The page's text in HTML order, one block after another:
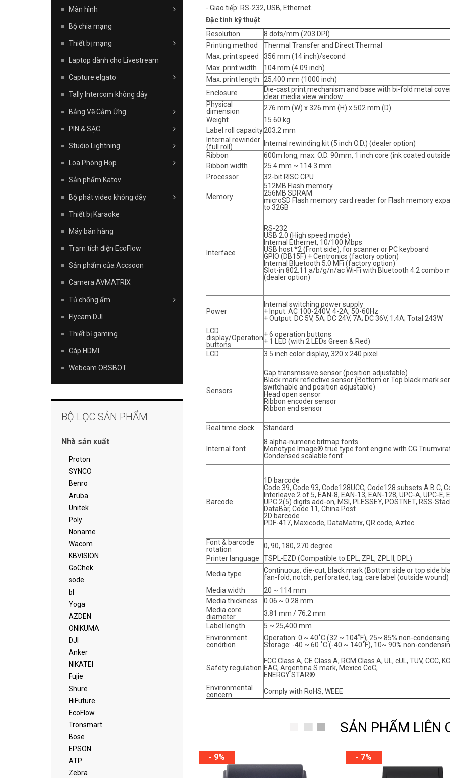
- Giao tiếp: RS-232, USB, Ethernet.
Đặc tính kỹ thuật
Resolution
8 dots/mm (203 DPI)
Printing method
Thermal Transfer and Direct Thermal
Max. print speed
356 mm (14 inch)/second
Max. print width
104 mm (4.09 inch)
Max. print length
25,400 mm (1000 inch)
Enclosure
Die-cast print mechanism and base with bi-fold metal
clear media view window
Physical
dimension
276 mm (W) x 326 mm (H) x 502 mm (D)
Weight
15.60 kg
Label roll capacity 203.2 mm
Internal rewinder
(full roll)
Internal rewinding kit (5 inch O.D.) (dealer option)
Ribbon
600m long, max. O.D. 90mm, 1 inch core (ink coated
Ribbon width
25.4 mm ~ 114.3 mm
Processor
32-bit RISC CPU
Memory
512MB Flash memory
256MB SDRAM
microSD Flash memory card reader for Flash memory
to 32GB
Interface
RS-232
USB 2.0 (High speed mode)
Internal Ethernet, 10/100 Mbps
USB host *2 (Front side), for scanner or PC keyboard
GPIO (DB15F) + Centronics (factory option)
Internal Bluetooth 5.0 MFi (factory option)
Slot-in 802.11 a/b/g/n/ac Wi-Fi with Bluetooth 4.2 combo
(dealer option)
Power
Internal switching power supply
+ Input: AC 100-240V, 4-2A, 50-60Hz
+ Output: DC 5V, 5A; DC 24V, 7A; DC 36V, 1.4A; Total 243W
LCD
display/Operation
buttons
+ 6 operation buttons
+ 1 LED (with 2 LEDs Green & Red)
LCD
3.5 inch color display, 320 x 240 pixel
Sensors
Gap transmissive sensor (position adjustable)
Black mark reflective sensor (Bottom or Top black mark
switchable and position adjustable)
Head open sensor
Ribbon encoder sensor
Ribbon end sensor
Real time clock Standard
Internal font
8 alpha-numeric bitmap fonts
Monotype Image® true type font engine with CG
Condensed scalable font
Barcode
1D barcode
Code 39, Code 93, Code128UCC, Code128 subsets A.B.C,
Interleave 2 of 5, EAN-8, EAN-13, EAN-128, UPC-A, UPC-E,
UPC 2(5) digits add-on, MSI, PLESSEY, POSTNET, RSS-
DataBar, Code 11, China Post
2D barcode
PDF-417, Maxicode, DataMatrix, QR code, Aztec
Font & barcode
rotation
0, 90, 180, 270 degree
Printer language
TSPL-EZD (Compatible to EPL, ZPL, ZPL II, DPL)
Media type
Continuous, die-cut, black mark (Bottom side or top side
fan-fold, notch, perforated, tag, care label (outside wound)
Media width
20 ~ 114 mm
Media thickness
0.06 ~ 0.28 mm
Media core
diameter
3.81 mm / 76.2 mm
Label length
5 ~ 25,400 mm
Environment
condition
Operation: 0 ~ 40˚C (32 ~ 104˚F), 25~ 85% non-condensing
Storage: -40 ~ 60 ˚C (-40 ~ 140˚F), 10~ 90% non-
Safety regulation
FCC Class A, CE Class A, RCM Class A, UL, cUL, TÜV, CCC,
EAC, Argentina S mark, Mexico CoC,
ENERGY STAR®
Environmental
concern
Comply with RoHS, WEEE
SẢN PHẨM LIÊN
- 9% - 7%
Màn hình
Bộ chia mạng
Thiết bị mạng
Laptop dành cho Livestream
Capture elgato
Tally Intercom không dây
Bảng Vẽ Cảm Ứng
PIN & SẠC
Studio Lightning
Loa Phòng Họp
Sản phẩm Katov
Bộ phát video không dây
Thiết bị Karaoke
Máy bán hàng
Trạm tích điện EcoFlow
Sản phẩm của Accsoon
Camera AVMATRIX
Tủ chống ẩm
Flycam DJI
Thiết bị gaming
Cáp HDMI
Webcam OBSBOT
BỘ LỌC SẢN PHẨM
Nhà sản xuất
Proton
SYNCO
Benro
Aruba
Unitek
Poly
Noname
Wacom
KBVISION
GoChek
sode
bl
Yoga
AZDEN
ONIKUMA
DJI
Anker
NIKATEI
Fujie
Shure
HiFuture
EcoFlow
Tronsmart
Bose
EPSON
ATP
Zebra